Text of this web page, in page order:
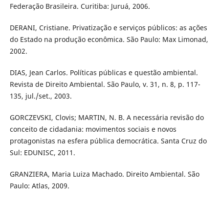
Federação Brasileira. Curitiba: Juruá, 2006.
DERANI, Cristiane. Privatização e serviços públicos: as ações
do Estado na produção econômica. São Paulo: Max Limonad,
2002.
DIAS, Jean Carlos. Políticas públicas e questão ambiental.
Revista de Direito Ambiental. São Paulo, v. 31, n. 8, p. 117-
135, jul./set., 2003.
GORCZEVSKI, Clovis; MARTIN, N. B. A necessária revisão do
conceito de cidadania: movimentos sociais e novos
protagonistas na esfera pública democrática. Santa Cruz do
Sul: EDUNISC, 2011.
GRANZIERA, Maria Luiza Machado. Direito Ambiental. São
Paulo: Atlas, 2009.